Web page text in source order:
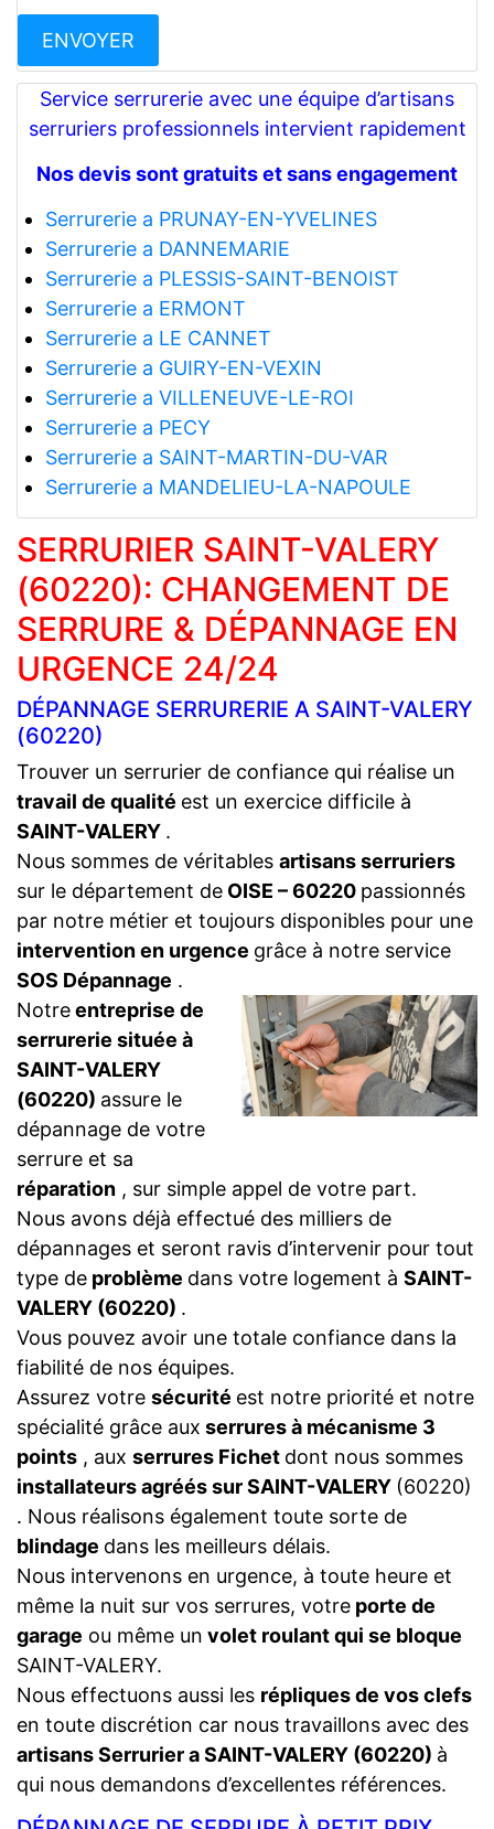
Service serrurerie avec une équipe d’artisans
serruriers professionnels intervient rapidement
Nos devis sont gratuits et sans engagement
Serrurerie a PRUNAY-EN-YVELINES
Serrurerie a DANNEMARIE
Serrurerie a PLESSIS-SAINT-BENOIST
Serrurerie a ERMONT
Serrurerie a LE CANNET
Serrurerie a GUIRY-EN-VEXIN
Serrurerie a VILLENEUVE-LE-ROI
Serrurerie a PECY
Serrurerie a SAINT-MARTIN-DU-VAR
Serrurerie a MANDELIEU-LA-NAPOULE
SERRURIER SAINT-VALERY
(60220): CHANGEMENT DE
SERRURE & DÉPANNAGE EN
URGENCE 24/24
DÉPANNAGE SERRURERIE A SAINT-VALERY
(60220)
Trouver un serrurier de confiance qui réalise un
travail de qualité est un exercice difficile à
SAINT-VALERY .
Nous sommes de véritables artisans serruriers
sur le département de OISE – 60220 passionnés
par notre métier et toujours disponibles pour une
intervention en urgence grâce à notre service
SOS Dépannage .
Notreentreprise de
serrurerie située à
SAINT-VALERY
(60220) assure le
dépannage de votre
serrure et sa
réparation , sur simple appel de votre part.
Nous avons déjà effectué des milliers de
dépannages et seront ravis d’intervenir pour tout
type de problème dans votre logement à SAINT-
VALERY (60220) .
Vous pouvez avoir une totale confiance dans la
fiabilité de nos équipes.
Assurez votre sécurité est notre priorité et notre
spécialité grâce aux serrures à mécanisme 3
points , aux serrures Fichet dont nous sommes
installateurs agréés sur SAINT-VALERY (60220)
. Nous réalisons également toute sorte de
blindage dans les meilleurs délais.
Nous intervenons en urgence, à toute heure et
même la nuit sur vos serrures, votre porte de
garage ou même un volet roulant qui se bloque
SAINT-VALERY.
Nous effectuons aussi les répliques de vos clefs
en toute discrétion car nous travaillons avec des
artisans Serrurier a SAINT-VALERY (60220) à
qui nous demandons d’excellentes références.